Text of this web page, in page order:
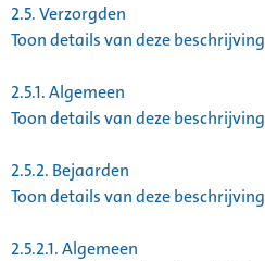
2.5.Verzorgden
Toon details van deze beschrijving
2.5.1.Algemeen
Toon details van deze beschrijving
2.5.2. Bejaarden
Toon details van deze beschrijving
2.5.2.1.Algemeen